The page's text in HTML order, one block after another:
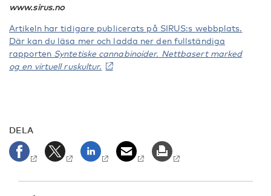
www.sirus.no
Artikeln har tidigare publicerats på SIRUS:s webbplats.
Där kan du läsa mer och ladda ner den fullständiga
rapporten Syntetiske cannabinoider. Nettbasert marked
og en virtuell ruskultur.
DELA